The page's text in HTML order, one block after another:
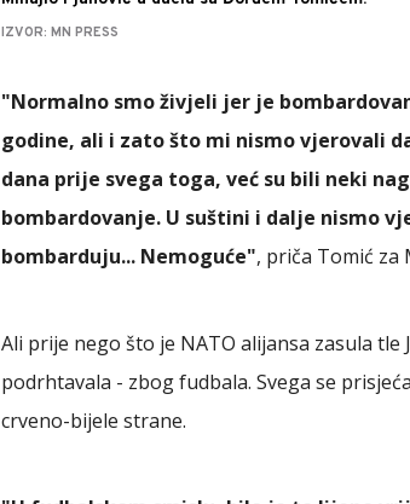
IZVOR: MN PRESS
"Normalno smo živjeli jer je
godine, ali i zato što mi nismo vjerovali
dana prije svega toga, već su bili neki
bombardovanje. U suštini i dalje nismo
bombarduju... Nemoguće", priča Tomić za
Ali prije nego što je NATO alijansa zasula
podrhtavala - zbog fudbala. Svega se
crveno-bijele strane.